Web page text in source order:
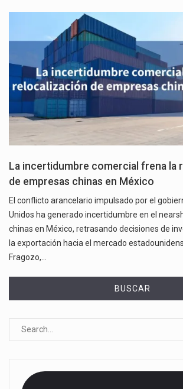
La incertidumbre comercial frena la
de empresas chinas en México
El conflicto arancelario impulsado por el
Unidos ha generado incertidumbre en el
chinas en México, retrasando decisiones de
la exportación hacia el mercado
Fragozo,…
BUSCAR